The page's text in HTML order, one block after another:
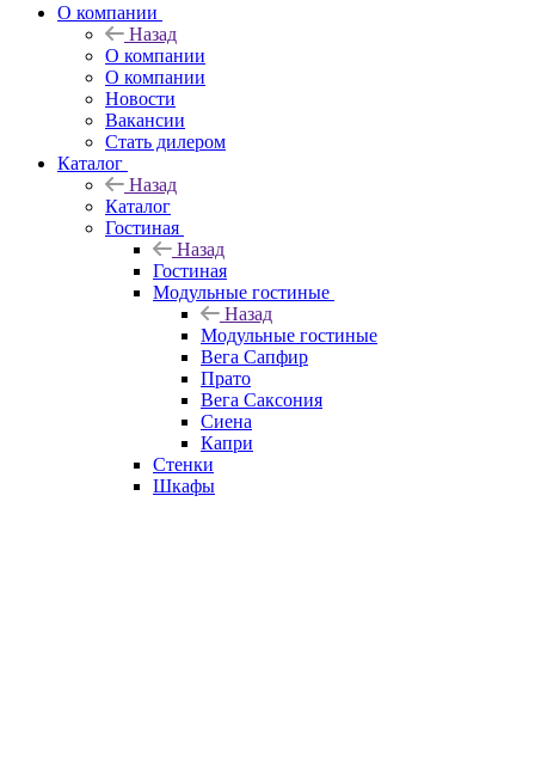
О компании
Назад
О компании
О компании
Новости
Вакансии
Стать дилером
Каталог
Назад
Каталог
Гостиная
Назад
Гостиная
Модульные гостиные
Назад
Модульные гостиные
Вега Сапфир
Прато
Вега Саксония
Сиена
Капри
Стенки
Шкафы